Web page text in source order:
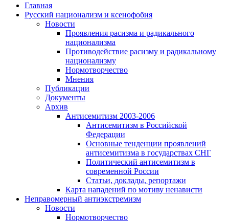
Главная
Русский национализм и ксенофобия
Новости
Проявления расизма и радикального
национализма
Противодействие расизму и радикальному
национализму
Нормотворчество
Мнения
Публикации
Документы
Архив
Антисемитизм 2003-2006
Антисемитизм в Российской
Федерации
Основные тенденции проявлений
антисемитизма в государствах СНГ
Политический антисемитизм в
современной России
Статьи, доклады, репортажи
Карта нападений по мотиву ненависти
Неправомерный антиэкстремизм
Новости
Нормотворчество